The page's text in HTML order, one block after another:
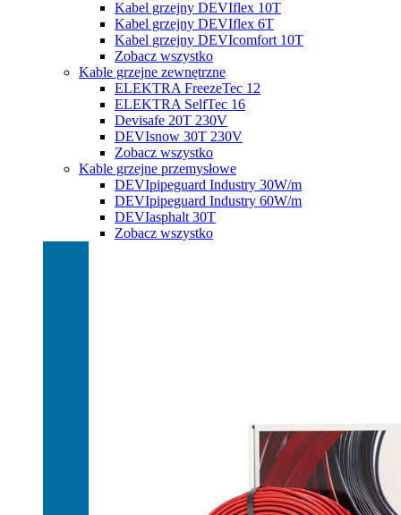
Kabel grzejny DEVIflex 10T
Kabel grzejny DEVIflex 6T
Kabel grzejny DEVIcomfort 10T
Zobacz wszystko
Kable grzejne zewnętrzne
ELEKTRA FreezeTec 12
ELEKTRA SelfTec 16
Devisafe 20T 230V
DEVIsnow 30T 230V
Zobacz wszystko
Kable grzejne przemysłowe
DEVIpipeguard Industry 30W/m
DEVIpipeguard Industry 60W/m
DEVIasphalt 30T
Zobacz wszystko